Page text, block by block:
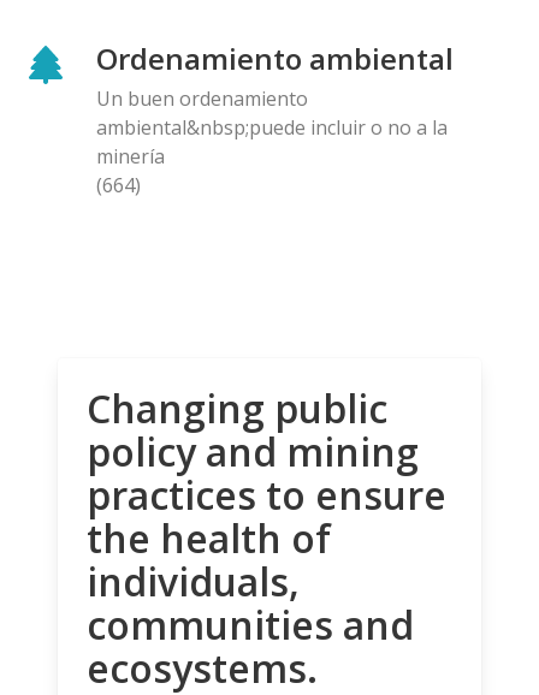
Ordenamiento ambiental
Un buen ordenamiento
ambiental&nbsp;puede incluir o no a la
minería
(664)
Changing public
policy and mining
practices to ensure
the health of
individuals,
communities and
ecosystems.